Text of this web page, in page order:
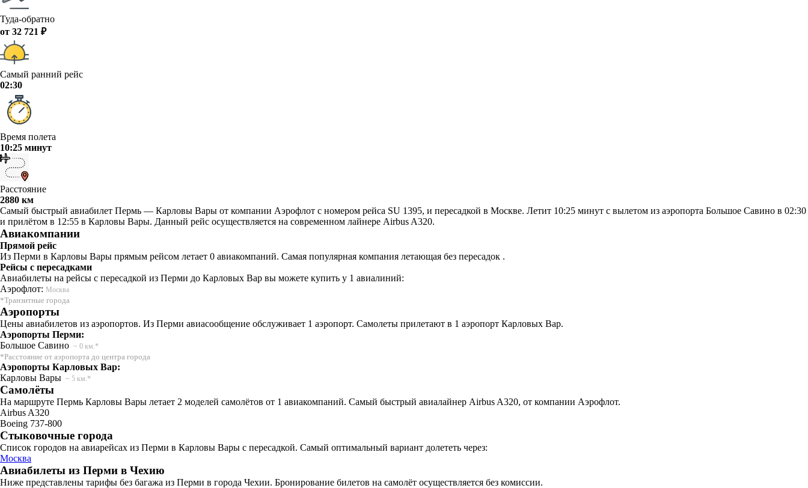
Туда-обратно
от 32 721 ₽
Самый ранний рейс
02:30
Время полета
10:25 минут
Расстояние
2880 км
Самый быстрый авиабилет Пермь — Карловы Вары от компании Аэрофлот с номером рейса SU 1395, и пересадкой в Москве. Летит 10:25 минут с вылетом из аэропорта Большое Савино в 02:30
и прилётом в 12:55 в Карловы Вары. Данный рейс осуществляется на современном лайнере Airbus A320.
Авиакомпании
Прямой рейс
Из Перми в Карловы Вары прямым рейсом летает 0 авиакомпаний. Самая популярная компания летающая без пересадок .
Рейсы с пересадками
Авиабилеты на рейсы с пересадкой из Перми до Карловых Вар вы можете купить у 1 авиалиний:
Аэрофлот: Москва
*Транзитные города
Аэропорты
Цены авиабилетов из аэропортов. Из Перми авиасообщение обслуживает 1 аэропорт. Самолеты прилетают в 1 аэропорт Карловых Вар.
Аэропорты Перми:
Большое Савино ~ 0 км.*
*Расстояние от аэропорта до центра города
Аэропорты Карловых Вар:
Карловы Вары ~ 5 км.*
Самолёты
На маршруте Пермь Карловы Вары летает 2 моделей самолётов от 1 авиакомпаний. Самый быстрый авиалайнер Airbus A320, от компании Аэрофлот.
Airbus A320
Boeing 737-800
Стыковочные города
Список городов на авиарейсах из Перми в Карловы Вары с пересадкой. Самый оптимальный вариант долететь через:
Москва
Авиабилеты из Перми в Чехию
Ниже представлены тарифы без багажа из Перми в города Чехии. Бронирование билетов на самолёт осуществляется без комиссии.